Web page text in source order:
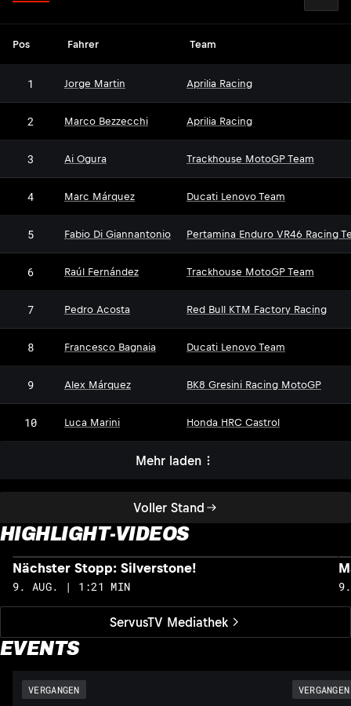
Voller Stand
Pos Fahrer Team
1 Jorge Martin Aprilia Racing
2 Marco Bezzecchi Aprilia Racing
3 Ai Ogura Trackhouse MotoGP Team
4 Marc Márquez Ducati Lenovo Team
5 Fabio Di Giannantonio Pertamina Enduro VR46 Racing
6 Raúl Fernández Trackhouse MotoGP Team
7 Pedro Acosta Red Bull KTM Factory Racing
8 Francesco Bagnaia Ducati Lenovo Team
9 Alex Márquez BK8 Gresini Racing MotoGP
10 Luca Marini Honda HRC Castrol
Mehr laden
HIGHLIGHT-VIDEOS
ServusTV Mediathek
Nächster Stopp: Silverstone!
9. AUG. | 1:21 MIN
EVENTS
VERGANGEN VERGANGEN